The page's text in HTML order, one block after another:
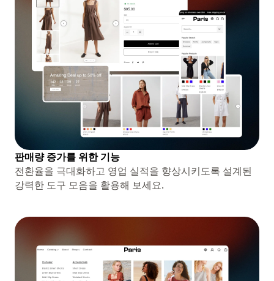
판매량 증가를 위한 기능
전환율을 극대화하고 영업 실적을 향상시키도록 설계된
강력한 도구 모음을 활용해 보세요.